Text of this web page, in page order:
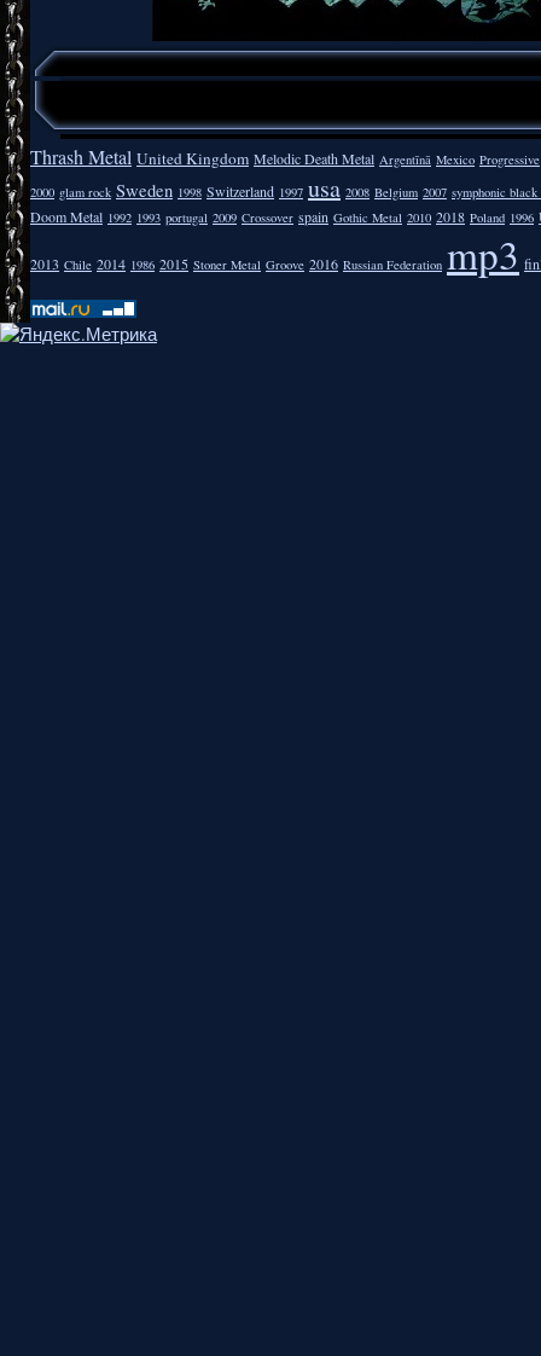
Thrash Metal United Kingdom Melodic Death Metal Argentīnā Mexico Progressive
2000 glam rock Sweden 1998 Switzerland 1997 usa 2008 Belgium 2007 symphonic
Doom Metal 1992 1993 portugal 2009 Crossover spain Gothic Metal 2010 2018 Poland 1996
2013 Chile 2014 1986 2015 Stoner Metal Groove 2016 Russian Federation mp3